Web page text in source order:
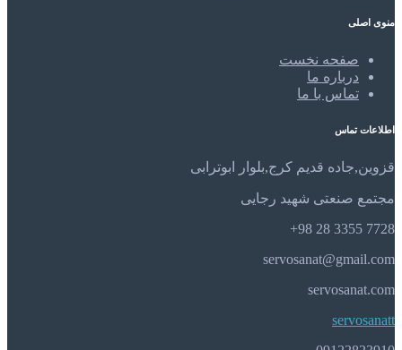
منوی اصلی
صفحه نخست
درباره ما
تماس با ما
اطلاعات تماس
قزوین,جاده قدیم کرج,بلوار ابوترابی
مجتمع صنعتی شهید رجایی
7728 3355 28 98+
servosanat@gmail.com
servosanat.com
servosanatt